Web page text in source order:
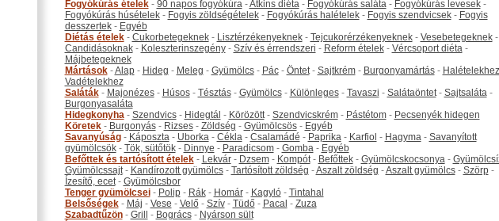
Fogyókúrás ételek- 90 napos fogyókúra-Atkins diéta- Fogyókúrás saláta- Fogyókúrás levesek-
Fogyókúrás húsételek- Fogyis zöldségételek- Fogyókúrás halételek- Fogyis szendvicsek- Fogyis
desszertek- Egyéb
Diétás ételek- Cukorbetegeknek- Lisztérzékenyeknek- Tejcukorérzékenyeknek- Vesebetegeknek-
Candidásoknak- Koleszterinszegény- Szív és érrendszeri - Reform ételek- Vércsoport diéta-
Májbetegeknek
Mártások-Alap- Hideg - Meleg - Gyümölcs- Pác- Öntet- Sajtkrém- Burgonyamártás- Halételekhez
Vadételekhez
Saláták- Majonézes- Húsos- Tésztás- Gyümölcs- Különleges- Tavaszi - Salátaöntet- Sajtsaláta-
Burgonyasaláta
Hidegkonyha- Szendvics- Hidegtál - Körözött- Szendvicskrém- Pástétom- Pecsenyék hidegen
Köretek- Burgonyás- Rizses- Zöldség - Gyümölcsös- Egyéb
Savanyúság- Káposzta- Uborka- Cékla- Csalamádé - Paprika- Karfiol - Hagyma- Savanyított
gyümölcsök- Tök, sütőtök- Dinnye - Paradicsom- Gomba- Egyéb
Befőttek és tartósított ételek- Lekvár- Dzsem- Kompót- Befőttek- Gyümölcskocsonya-
Gyümölcssajt- Kandírozott gyümölcs- Tartósított zöldség -Aszalt zöldség -Aszalt gyümölcs- Szörp-
Ízesítő, ecet- Gyümölcsbor
Tenger gyümölcsei- Polip- Rák- Homár- Kagyló- Tintahal
Belsőségek- Máj - Vese - Velő- Szív- Tüdő- Pacal - Zuza
Szabadtűzön- Grill - Bogrács- Nyárson sült